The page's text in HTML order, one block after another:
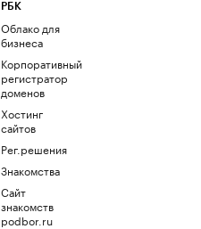
РБК
Облако для
бизнеса
Корпоративный
регистратор
доменов
Хостинг
сайтов
Рег.решения
Знакомства
Сайт
знакомств
podbor.ru